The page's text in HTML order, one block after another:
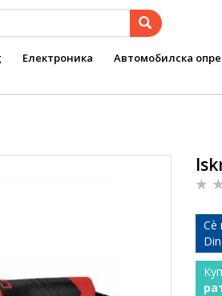
Електроника Автомобилска
Сѐ